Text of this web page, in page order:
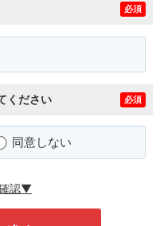
必須
ください 必須
同意しない
認▼